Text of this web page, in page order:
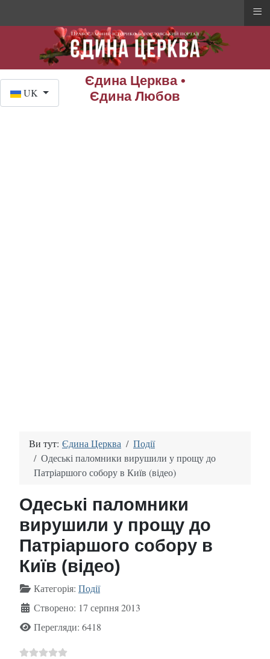
Єдина Церква •
Єдина Любов
UK
Ви тут: Єдина Церква
Події
Одеські паломники вирушили у прощу до
Патріаршого собору в Київ (відео)
Одеські паломники
вирушили у прощу до
Патріаршого собору в
Київ (відео)
ДеталіКатегорія: Події
Створено: 17 серпня 2013
Перегляди: 6418
≡